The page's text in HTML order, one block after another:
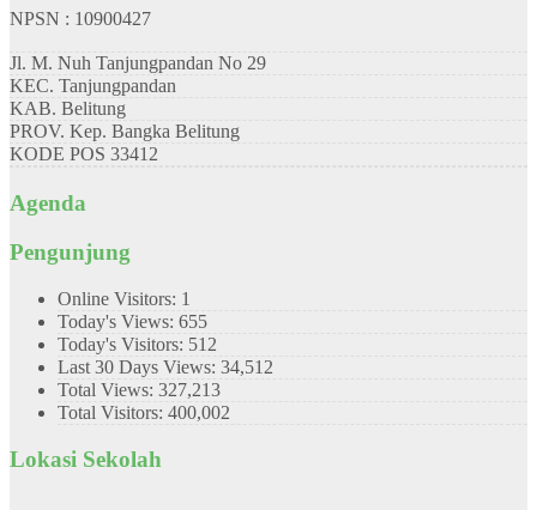
NPSN : 10900427
Jl. M. Nuh Tanjungpandan No 29
KEC. Tanjungpandan
KAB. Belitung
PROV. Kep. Bangka Belitung
KODE POS 33412
Agenda
Pengunjung
Online Visitors: 1
Today's Views: 655
Today's Visitors: 512
Last 30 Days Views: 34,512
Total Views: 327,213
Total Visitors: 400,002
Lokasi Sekolah